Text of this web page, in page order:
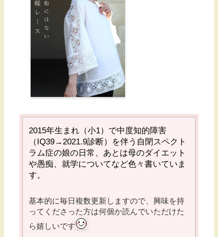
2015年生まれ（小1）で中度知的障害
（ IQ39→2021.9診断）を伴う自閉スペクト
ラム症の娘の日常、あとは母のダイエット
や愚痴、就学についてなど色々書いていま
す。
基本的に毎日複数更新しますので、興味を持
ってくださった方は何個か読んでいただけた
ら嬉しいです